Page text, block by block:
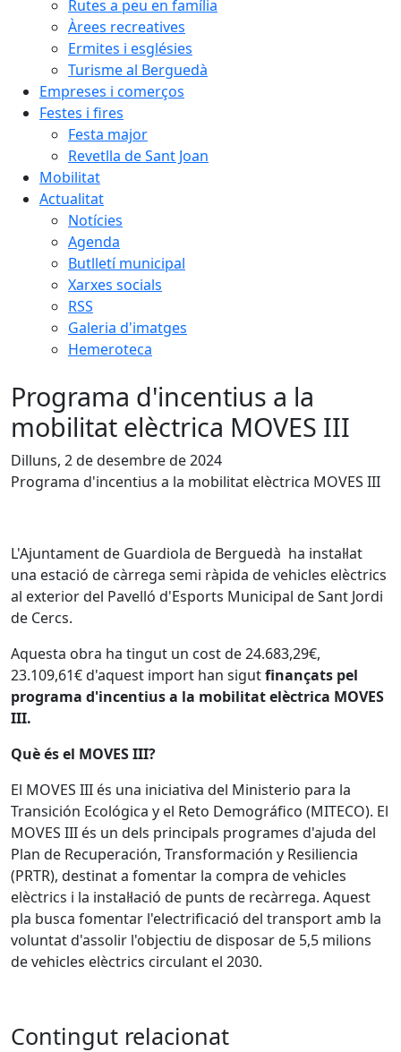
Rutes a peu en família
Àrees recreatives
Ermites i esglésies
Turisme al Berguedà
Empreses i comerços
Festes i fires
Festa major
Revetlla de Sant Joan
Mobilitat
Actualitat
Notícies
Agenda
Butlletí municipal
Xarxes socials
RSS
Galeria d'imatges
Hemeroteca
Programa d'incentius a la
mobilitat elèctrica MOVES III
Dilluns, 2 de desembre de 2024
Programa d'incentius a la mobilitat elèctrica MOVES III
L'Ajuntament de Guardiola de Berguedà ha instal·lat
una estació de càrrega semi ràpida de vehicles elèctrics
al exterior del Pavelló d'Esports Municipal de Sant Jordi
de Cercs.
Aquesta obra ha tingut un cost de 24.683,29€,
23.109,61€ d'aquest import han sigutfinançats pel
programa d'incentius a la mobilitat elèctrica MOVES
III.
Què és el MOVES III?
El MOVES III és una iniciativa del Ministerio para la
Transición Ecológica y el Reto Demográfico (MITECO). El
MOVES III és un dels principals programes d'ajuda del
Plan de Recuperación, Transformación y Resiliencia
(PRTR), destinat a fomentar la compra de vehicles
elèctrics i la instal·lació de punts de recàrrega. Aquest
pla busca fomentar l'electrificació del transport amb la
voluntat d'assolir l'objectiu de disposar de 5,5 milions
de vehicles elèctrics circulant el 2030.
Contingut relacionat